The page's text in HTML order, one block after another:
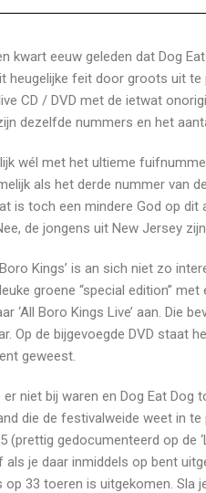
kwart eeuw geleden dat Dog
heugelijke feit door groots uit
CD / DVD met de ietwat
dezelfde nummers en het
wél met het ultieme
als het derde nummer van
is toch een mindere God op
de jongens uit New Jersey
Kings’ is an sich niet zo
groene “special edition”
‘All Boro Kings Live’ aan. Die
Op de bijgevoegde DVD staat
geweest.
niet bij waren en Dog Eat
die de festivalweide weet in
(prettig gedocumenteerd op de
je daar inmiddels op bent
33 toeren is uitgekomen. Sla